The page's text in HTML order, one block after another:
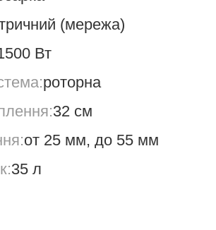
(мережа)
Вт
роторна
32 см
от 25 мм, до 55 мм
35 л